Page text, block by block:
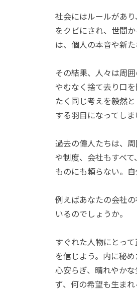
社会にはルールがあ
をクビにされ、世間
は、個人の本音や新
その結果、人々は周
やむなく捨て去り口
たく同じ考えを毅然
する羽目になってしま
過去の偉人たちは、
や制度、会社もすべ
ものにも頼らない。
例えばあなたの会社
いるのでしょうか。
すぐれた人物にとっ
を信じよう。内に秘
心安らぎ、晴れやか
ず、何の希望も生ま